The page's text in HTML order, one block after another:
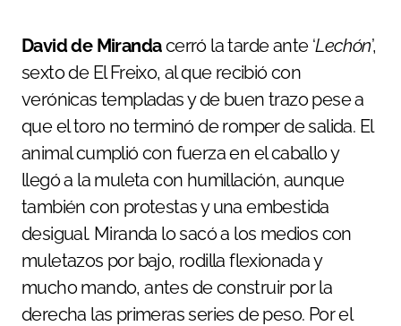
David de Mirandacerró la tarde ante ‘Lechón’,
sexto de El Freixo, al que recibió con
verónicas templadas y de buen trazo pese a
que el toro no terminó de romper de salida. El
animal cumplió con fuerza en el caballo y
llegó a la muleta con humillación, aunque
también con protestas y una embestida
desigual. Miranda lo sacó a los medios con
muletazos por bajo, rodilla flexionada y
mucho mando, antes de construir por la
derecha las primeras series de peso. Por el